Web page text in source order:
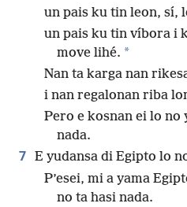
un pais ku tin leon, sí,
un pais ku tin víbora i
move lihé. *
Nan ta karga nan
i nan regalonan riba
Pero e kosnan ei lo no
nada.
7 E yudansa di Egipto lo
P’esei, mi a yama
no ta hasi nada.